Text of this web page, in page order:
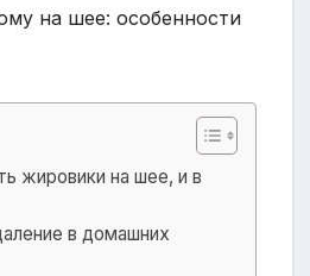
жировики на шее, и в
в домашних